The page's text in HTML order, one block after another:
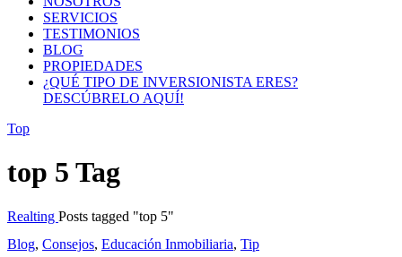
SERVICIOS
TESTIMONIOS
BLOG
PROPIEDADES
¿QUÉ TIPO DE INVERSIONISTA ERES?
DESCÚBRELO AQUÍ!
Top
top 5 Tag
Realting Posts tagged "top 5"
Blog, Consejos, Educación Inmobiliaria, Tip